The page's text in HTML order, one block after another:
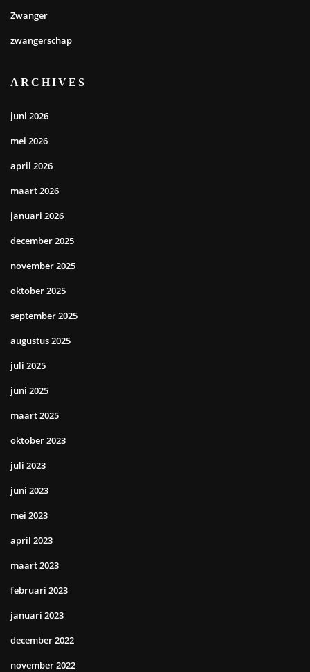
Zwanger
zwangerschap
ARCHIVES
juni 2026
mei 2026
april 2026
maart 2026
januari 2026
december 2025
november 2025
oktober 2025
september 2025
augustus 2025
juli 2025
juni 2025
maart 2025
oktober 2023
juli 2023
juni 2023
mei 2023
april 2023
maart 2023
februari 2023
januari 2023
december 2022
november 2022